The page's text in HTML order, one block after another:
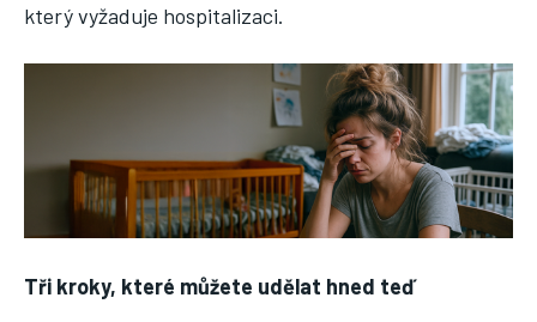
který vyžaduje hospitalizaci.
Tři kroky, které můžete udělat hned teď